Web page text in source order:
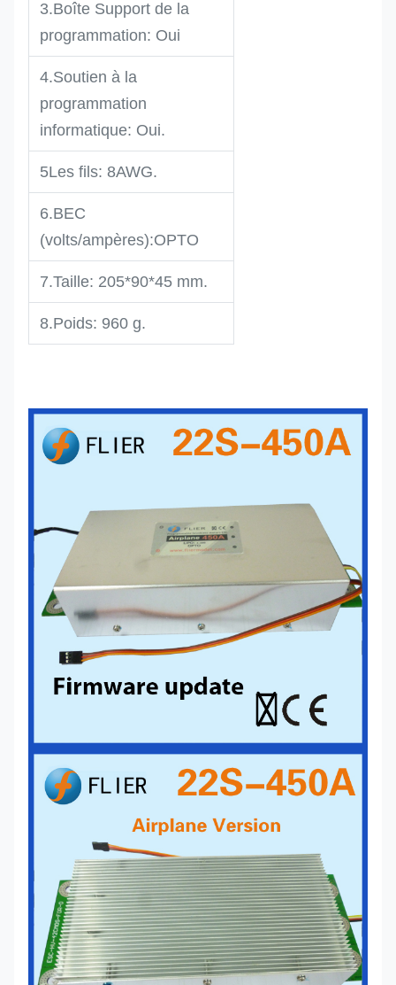
3.Boîte Support de la
programmation: Oui
4.Soutien à la
programmation
informatique: Oui.
5Les fils: 8AWG.
6.BEC
(volts/ampères):OPTO
7.Taille: 205*90*45 mm.
8.Poids: 960 g.